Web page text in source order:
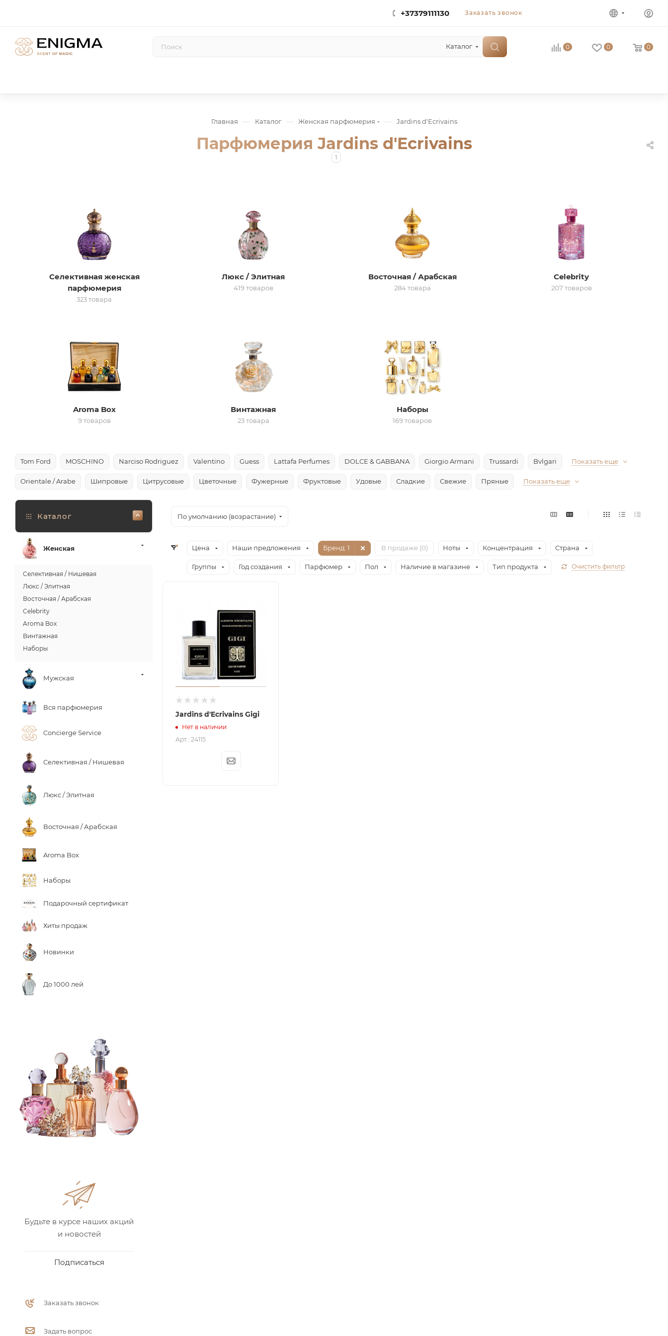
+37379111130 Заказать звонок
Каталог 0 0 0
Главная — Каталог — Женская парфюмерия — Jardins d'Ecrivains
Парфюмерия Jardins d'Ecrivains
1
Селективная женская
парфюмерия
323 товара
Люкс / Элитная
419 товаров
Восточная / Арабская
284 товара
Celebrity
207 товаров
Aroma Box
9 товаров
Винтажная
23 товара
Наборы
169 товаров
Tom Ford MOSCHINO Narciso Rodriguez Valentino Guess Lattafa Perfumes DOLCE & GABBANA Giorgio Armani Trussardi Bvlgari Показать еще
Orientale / Arabe Шипровые Цитрусовые Цветочные Фужерные Фруктовые Удовые Сладкие Свежие Пряные Показать еще
По умолчанию (возрастание)
Цена Наши предложения Бренд: 1 В продаже (0) Ноты Концентрация Страна
Группы Год создания Парфюмер Пол Наличие в магазине Тип продукта Очистить фильтр
Jardins d'Ecrivains Gigi
Нет в наличии
Арт.: 24115
Каталог
Женская
Селективная / Нишевая
Люкс / Элитная
Восточная / Арабская
Celebrity
Aroma Box
Винтажная
Наборы
Мужская
Вся парфюмерия
Concierge Service
Селективная / Нишевая
Люкс / Элитная
Восточная / Арабская
Aroma Box
Наборы
Подарочный сертификат
Хиты продаж
Новинки
До 1000 лей
Будьте в курсе наших акций
и новостей
Подписаться
Заказать звонок
Задать вопрос